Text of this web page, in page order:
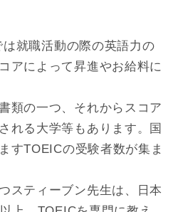
就職活動の際の英語力の
アによって昇進やお給料に
類の一つ、それからスコア
れる大学等もあります。国
すTOEICの受験者数が集ま
スティーブン先生は、日本